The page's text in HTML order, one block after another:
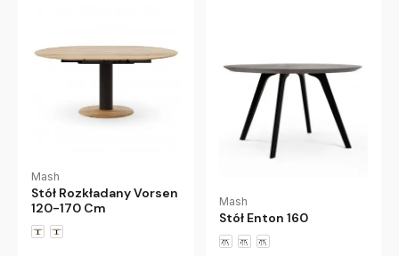
Mash
Stół Rozkładany Vorsen
120-170 Cm
Mash
Stół Enton 160